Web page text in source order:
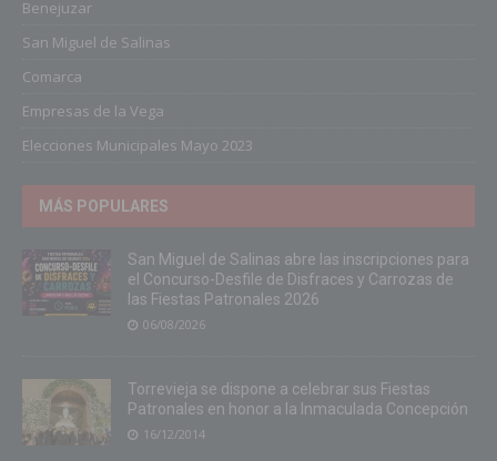
Benejuzar
San Miguel de Salinas
Comarca
Empresas de la Vega
Elecciones Municipales Mayo 2023
MÁS POPULARES
San Miguel de Salinas abre las inscripciones para
el Concurso-Desfile de Disfraces y Carrozas de
las Fiestas Patronales 2026
06/08/2026
Torrevieja se dispone a celebrar sus Fiestas
Patronales en honor a la Inmaculada Concepción
16/12/2014